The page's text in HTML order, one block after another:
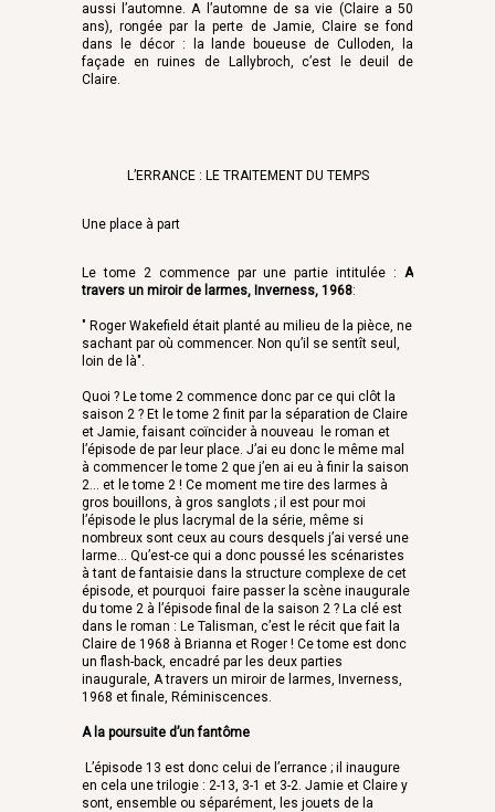
aussi l’automne. A l’automne de sa vie (Claire a 50
ans), rongée par la perte de Jamie, Claire se fond
dans le décor : la lande boueuse de Culloden, la
façade en ruines de Lallybroch, c’est le deuil de
Claire.
L’ERRANCE : LE TRAITEMENT DU TEMPS
Une place à part
Le tome 2 commence par une partie intitulée : A
travers un miroir de larmes, Inverness, 1968:
" Roger Wakefield était planté au milieu de la pièce, ne
sachant par où commencer. Non qu’il se sentît seul,
loin de là".
Quoi ? Le tome 2 commence donc par ce qui clôt la
saison 2 ? Et le tome 2 finit par la séparation de Claire
et Jamie, faisant coïncider à nouveau le roman et
l’épisode de par leur place. J’ai eu donc le même mal
à commencer le tome 2 que j’en ai eu à finir la saison
2… et le tome 2 ! Ce moment me tire des larmes à
gros bouillons, à gros sanglots ; il est pour moi
l’épisode le plus lacrymal de la série, même si
nombreux sont ceux au cours desquels j’ai versé une
larme… Qu’est-ce qui a donc poussé les scénaristes
à tant de fantaisie dans la structure complexe de cet
épisode, et pourquoi faire passer la scène inaugurale
du tome 2 à l’épisode final de la saison 2 ? La clé est
dans le roman : Le Talisman, c’est le récit que fait la
Claire de 1968 à Brianna et Roger ! Ce tome est donc
un flash-back, encadré par les deux parties
inaugurale, A travers un miroir de larmes, Inverness,
1968 et finale, Réminiscences.
A la poursuite d’un fantôme
L’épisode 13 est donc celui de l’errance ; il inaugure
en cela une trilogie : 2-13, 3-1 et 3-2. Jamie et Claire y
sont, ensemble ou séparément, les jouets de la